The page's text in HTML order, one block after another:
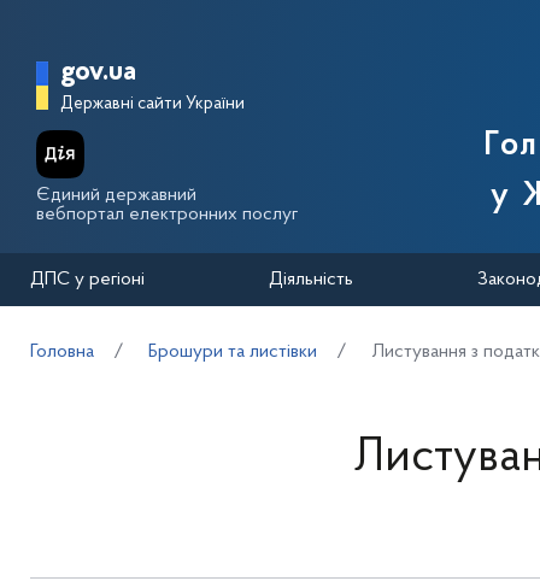
Головна сторінка Державної
gov.ua
Державні сайти України
Єдиний державний
вебпортал електронних послуг
у
ДПС у регіоні Діяльність
Головна Брошури та листівки Листування з